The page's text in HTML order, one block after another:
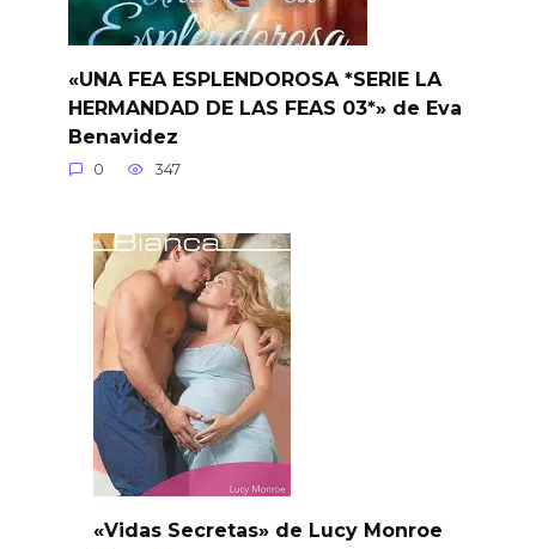
«UNA FEA ESPLENDOROSA *SERIE LA
HERMANDAD DE LAS FEAS 03*» de Eva
Benavidez
0 347
«Vidas Secretas» de Lucy Monroe